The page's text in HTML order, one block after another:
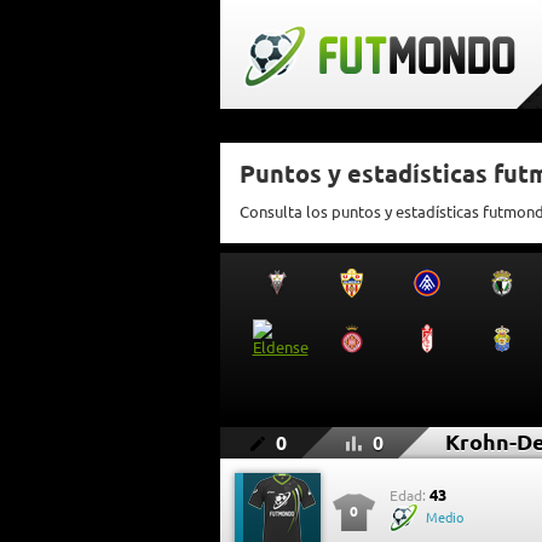
Puntos y estadísticas
Consulta los puntos y estadísticas
0 0 Krohn-
0
Edad: 43
Medio